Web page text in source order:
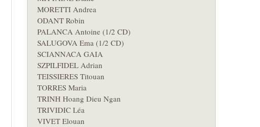
MORETTI Andrea
ODANT Robin
PALANCA Antoine (1/2 CD)
SALUGOVA Ema (1/2 CD)
SCIANNACA GAIA
SZPILFIDEL Adrian
TEISSIERES Titouan
TORRES Maria
TRINH Hoang Dieu Ngan
TRIVIDIC Léa
VIVET Elouan